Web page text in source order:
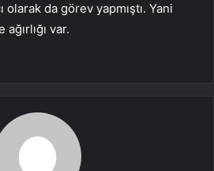
olarak da görev yapmıştı. Yani
var.